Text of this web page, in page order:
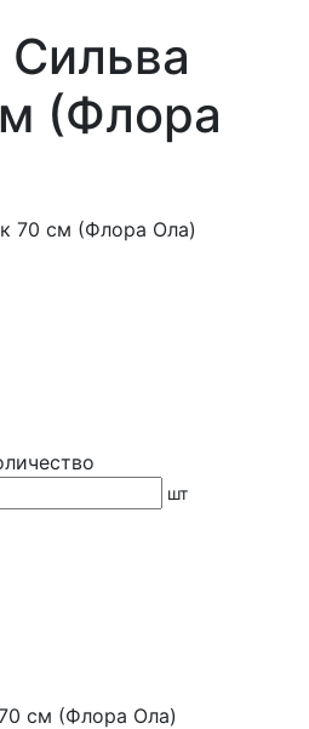
Сильва
(Флора
шт
см (Флора Ола)